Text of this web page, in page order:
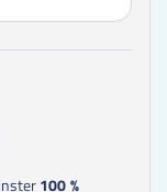
€
€
100 %